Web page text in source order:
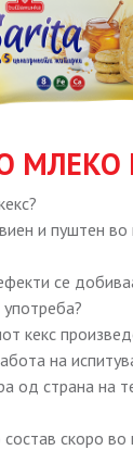
и пуштен
се
кекс
на
од страна на
скоро